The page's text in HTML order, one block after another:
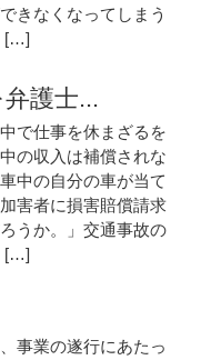
きなくなってしまう
[…]
護士...
で仕事を休まざるを
の収入は補償されな
中の自分の車が当て
害者に損害賠償請求
うか。」交通事故の
[…]
事業の遂行にあたっ